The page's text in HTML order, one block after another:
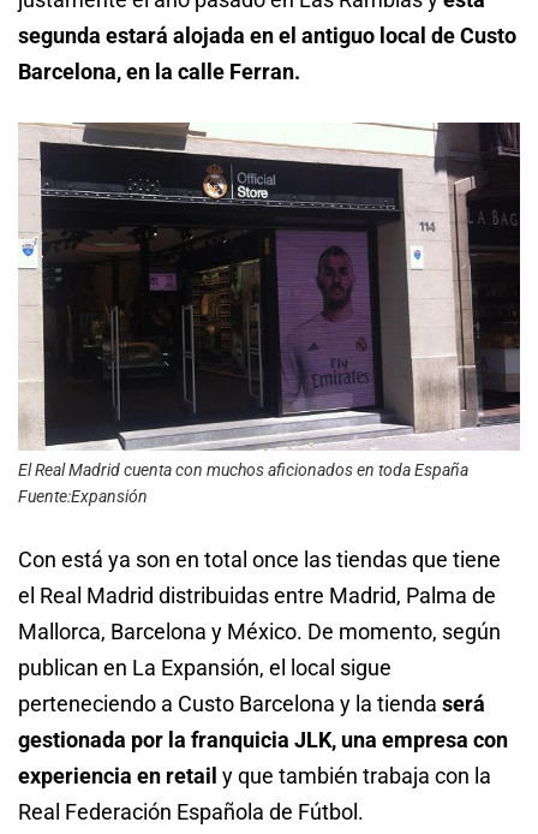
segunda estará alojada en el antiguo local de Custo
Barcelona, en la calle Ferran.
El Real Madrid cuenta con muchos aficionados en toda España
Fuente:Expansión
Con está ya son en total once las tiendas que tiene
el Real Madrid distribuidas entre Madrid, Palma de
Mallorca, Barcelona y México. De momento, según
publican en La Expansión, el local sigue
perteneciendo a Custo Barcelona y la tienda será
gestionada por la franquicia JLK, una empresa con
experiencia en retail y que también trabaja con la
Real Federación Española de Fútbol.